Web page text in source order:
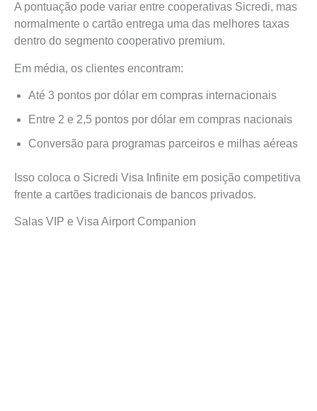
A pontuação pode variar entre cooperativas Sicredi, mas
normalmente o cartão entrega uma das melhores taxas
dentro do segmento cooperativo premium.
Em média, os clientes encontram:
Até 3 pontos por dólar em compras internacionais
Entre 2 e 2,5 pontos por dólar em compras nacionais
Conversão para programas parceiros e milhas aéreas
Isso coloca o Sicredi Visa Infinite em posição competitiva
frente a cartões tradicionais de bancos privados.
Salas VIP e Visa Airport Companion